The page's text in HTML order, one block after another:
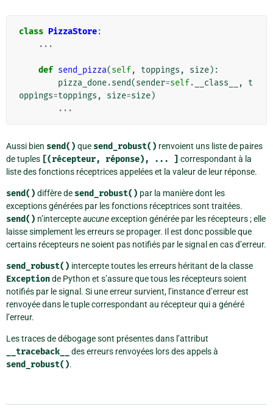
class PizzaStore:
...
def send_pizza(self, toppings , size):
pizza_done.send(sender=self. __class__ ,
t
oppings=toppings , size=size)
...
Aussi bien send() que send_robust() renvoient uns liste de paires
de tuples [(récepteur, réponse), ... ] correspondant à la
liste des fonctions réceptrices appelées et la valeur de leur réponse.
send() diffère de send_robust() par la manière dont les
exceptions générées par les fonctions réceptrices sont traitées.
send() n’intercepteaucuneexception générée par les récepteurs ; elle
laisse simplement les erreurs se propager. Il est donc possible que
certains récepteurs ne soient pas notifiés par le signal en cas d’erreur.
send_robust() intercepte toutes les erreurs héritant de la classe
Exceptionde Python et s’assure que tous les récepteurs soient
notifiés par le signal. Si une erreur survient, l’instance d’erreur est
renvoyée dans le tuple correspondant au récepteur qui a généré
l’erreur.
Les traces de débogage sont présentes dans l’attribut
__traceback__ des erreurs renvoyées lors des appels à
send_robust().